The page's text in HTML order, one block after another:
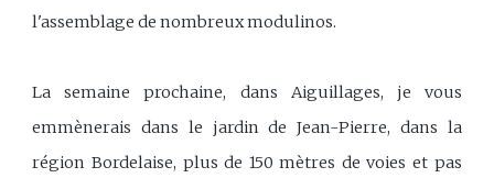
l'assemblage de nombreux modulinos.
La semaine prochaine, dans Aiguillages, je vous
emmènerais dans le jardin de Jean-Pierre, dans la
région Bordelaise, plus de 150 mètres de voies et pas